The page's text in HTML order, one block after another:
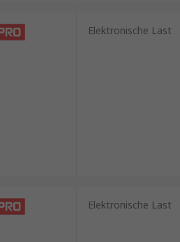
Elektronische Last
Elektronische Last